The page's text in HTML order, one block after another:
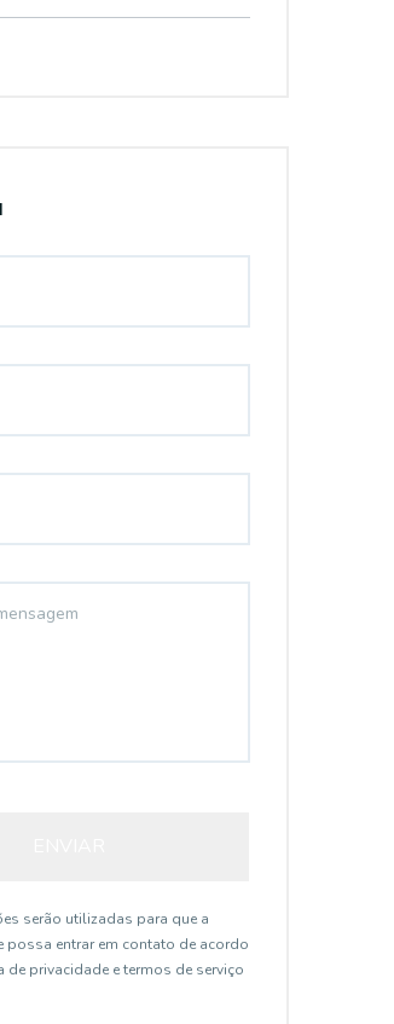
serão utilizadas para que a
possa entrar em contato de acordo
de privacidade e termos de serviço